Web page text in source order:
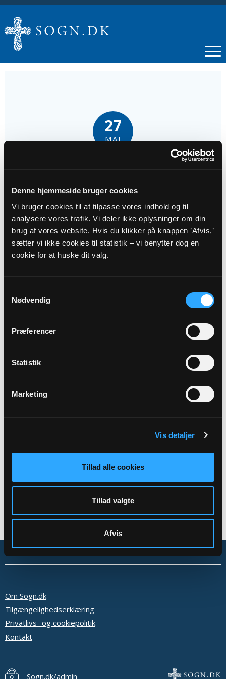
Denne hjemmeside bruger cookies
Vi bruger cookies til at tilpasse vores indhold og til
analysere vores trafik. Vi deler ikke oplysninger om din
brug af vores website. Hvis du klikker på knappen ’Afvis,’
sætter vi ikke cookies til statistik – vi benytter dog en
cookie for at huske dit valg.
Nødvendig
Præferencer
Statistik
Marketing
Vis detaljer
Tillad alle cookies
Tillad valgte
Afvis
27
MAJ
Tidspunkt
kl. 09:30
Adresse
Vindinge Kirke,Ved Kirken 10,
Gå-holdet er for alle, der gerne vil gå en tur sammen med
andre i en times tid. Vi mødes hver onsdag kl. 9.30 uden for
Vindinge Sognegård. Nogle går hurtigt, andre langsommere.
Efter gåturen er der hyggelig kaffe i sognegården. Det er
Se mere: https://www.vorfrue-vindinge.dk/b/ga-
holdet-i-vindinge-39075742
Om Sogn.dk
Tilgængelighedserklæring
Privatlivs- og cookiepolitik
Kontakt
Sogn.dk/admin